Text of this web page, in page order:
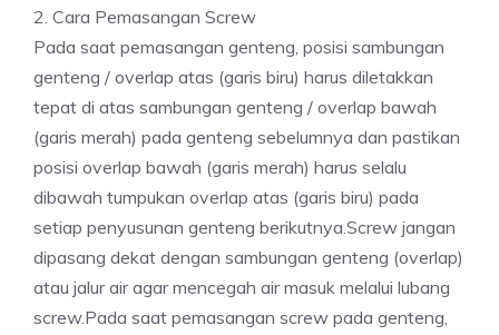
2. Cara Pemasangan Screw
Pada saat pemasangan genteng, posisi sambungan
genteng / overlap atas (garis biru) harus diletakkan
tepat di atas sambungan genteng / overlap bawah
(garis merah) pada genteng sebelumnya dan pastikan
posisi overlap bawah (garis merah) harus selalu
dibawah tumpukan overlap atas (garis biru) pada
setiap penyusunan genteng berikutnya.Screw jangan
dipasang dekat dengan sambungan genteng (overlap)
atau jalur air agar mencegah air masuk melalui lubang
screw.Pada saat pemasangan screw pada genteng,